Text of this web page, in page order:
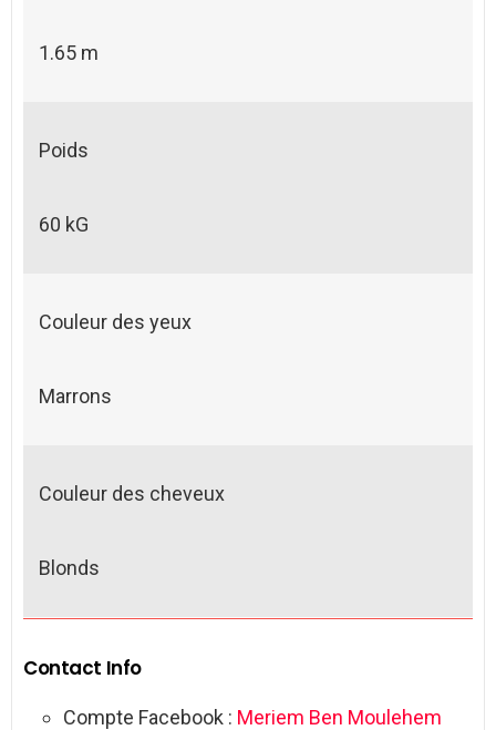
1.65 m
Poids
60 kG
Couleur des yeux
Marrons
Couleur des cheveux
Blonds
Contact Info
Compte Facebook : Meriem Ben Moulehem